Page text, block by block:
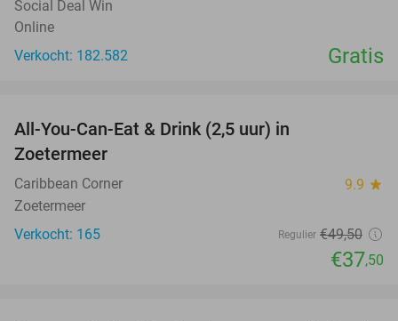
Social Deal Win
Online
Verkocht: 182.582
Gratis
All-You-Can-Eat & Drink (2,5 uur) in
Zoetermeer
Caribbean Corner 9.9 star
Zoetermeer
Verkocht: 165
Regulier €49,50
€37,50